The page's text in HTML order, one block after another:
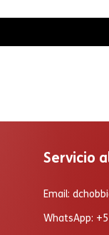
Servicio
Email:
WhatsApp: